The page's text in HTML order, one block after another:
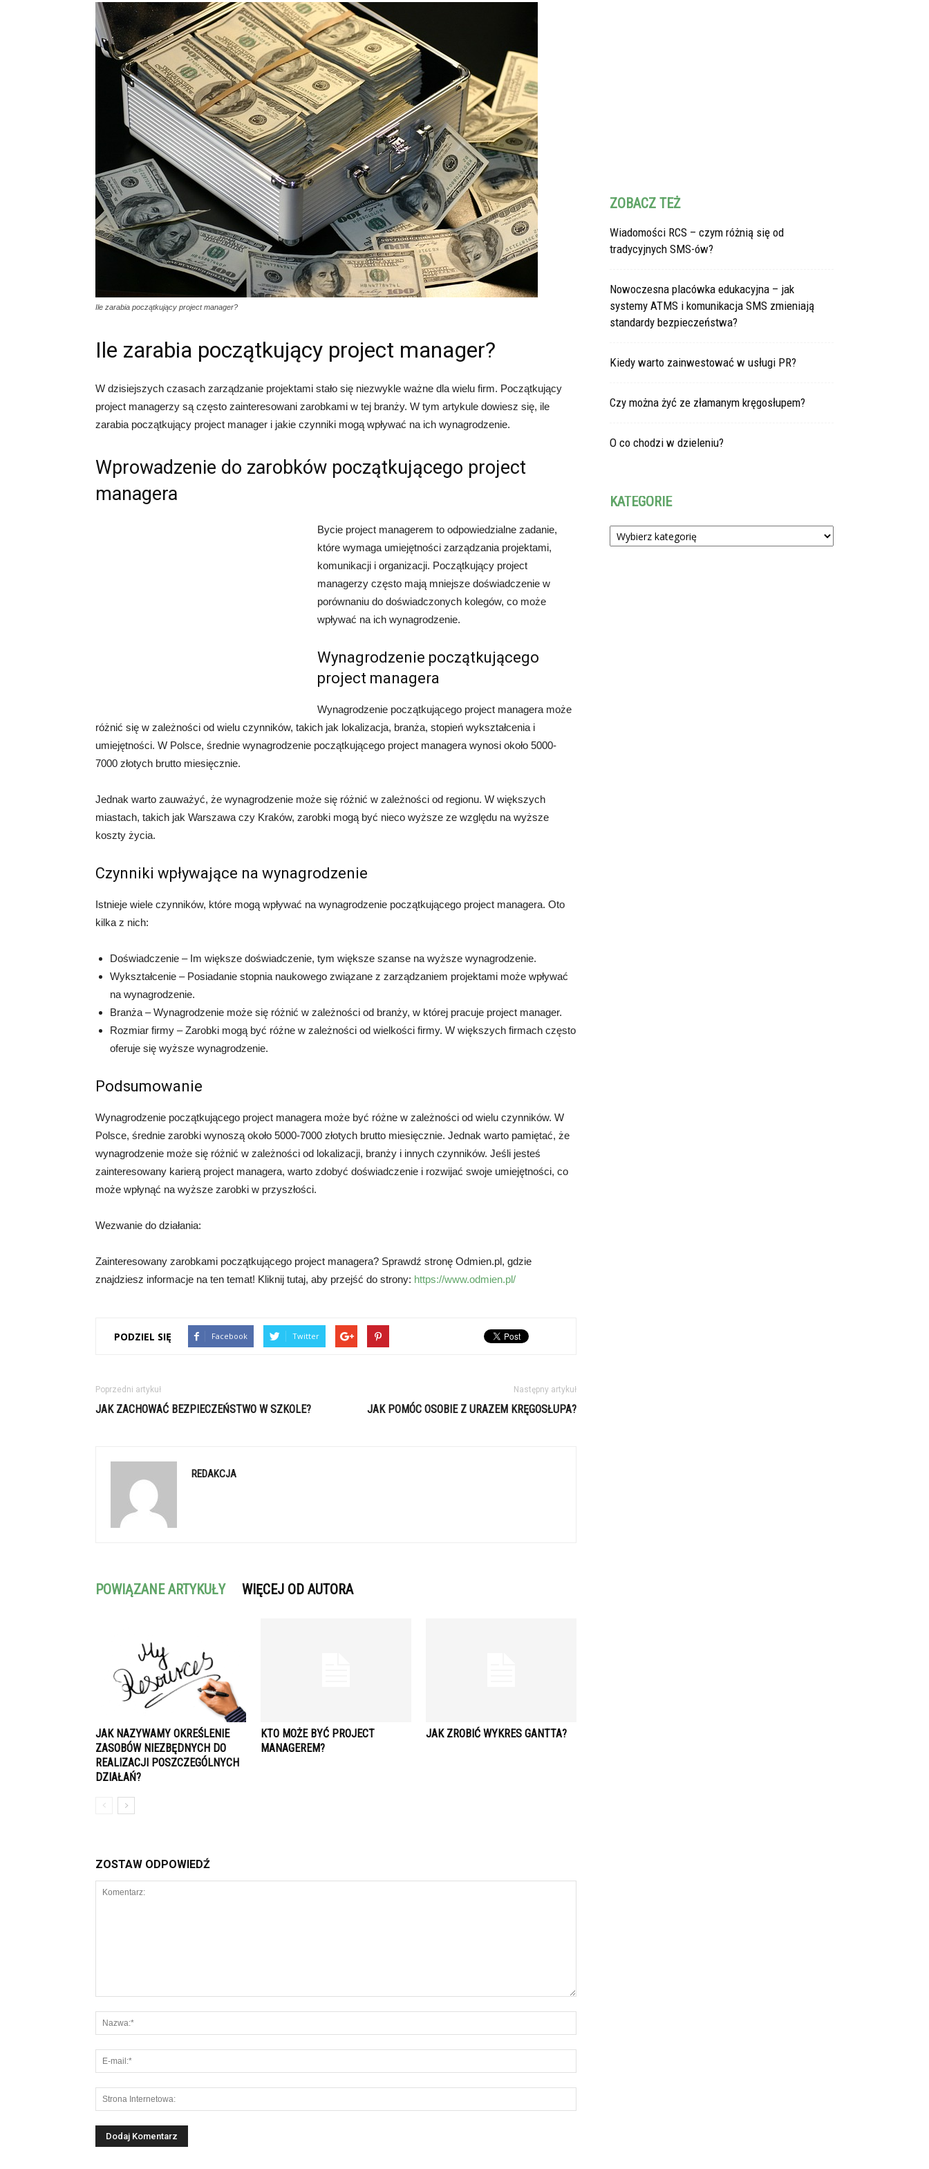
Ile zarabia początkujący project manager?
Ile zarabia początkujący project manager?
W dzisiejszych czasach zarządzanie projektami stało się niezwykle ważne dla wielu firm. Początkujący
project managerzy są często zainteresowani zarobkami w tej branży. W tym artykule dowiesz się, ile
zarabia początkujący project manager i jakie czynniki mogą wpływać na ich wynagrodzenie.
Wprowadzenie do zarobków początkującego project
managera
Bycie project managerem to odpowiedzialne zadanie,
które wymaga umiejętności zarządzania projektami,
komunikacji i organizacji. Początkujący project
managerzy często mają mniejsze doświadczenie w
porównaniu do doświadczonych kolegów, co może
wpływać na ich wynagrodzenie.
Wynagrodzenie początkującego
project managera
Wynagrodzenie początkującego project managera może
różnić się w zależności od wielu czynników, takich jak lokalizacja, branża, stopień wykształcenia i
umiejętności. W Polsce, średnie wynagrodzenie początkującego project managera wynosi około 5000-
7000 złotych brutto miesięcznie.
Jednak warto zauważyć, że wynagrodzenie może się różnić w zależności od regionu. W większych
miastach, takich jak Warszawa czy Kraków, zarobki mogą być nieco wyższe ze względu na wyższe
koszty życia.
Czynniki wpływające na wynagrodzenie
Istnieje wiele czynników, które mogą wpływać na wynagrodzenie początkującego project managera. Oto
kilka z nich:
Doświadczenie – Im większe doświadczenie, tym większe szanse na wyższe wynagrodzenie.
Wykształcenie – Posiadanie stopnia naukowego związane z zarządzaniem projektami może wpływać
na wynagrodzenie.
Branża – Wynagrodzenie może się różnić w zależności od branży, w której pracuje project manager.
Rozmiar firmy – Zarobki mogą być różne w zależności od wielkości firmy. W większych firmach często
oferuje się wyższe wynagrodzenie.
Podsumowanie
Wynagrodzenie początkującego project managera może być różne w zależności od wielu czynników. W
Polsce, średnie zarobki wynoszą około 5000-7000 złotych brutto miesięcznie. Jednak warto pamiętać, że
wynagrodzenie może się różnić w zależności od lokalizacji, branży i innych czynników. Jeśli jesteś
zainteresowany karierą project managera, warto zdobyć doświadczenie i rozwijać swoje umiejętności, co
może wpłynąć na wyższe zarobki w przyszłości.
Wezwanie do działania:
Zainteresowany zarobkami początkującego project managera? Sprawdź stronę Odmien.pl, gdzie
znajdziesz informacje na ten temat! Kliknij tutaj, aby przejść do strony: https://www.odmien.pl/
PODZIEL SIĘ Facebook Twitter
Poprzedni artykuł
JAK ZACHOWAĆ BEZPIECZEŃSTWO W SZKOLE?
Następny artykuł
JAK POMÓC OSOBIE Z URAZEM KRĘGOSŁUPA?
REDAKCJA
POWIĄZANE ARTYKUŁY WIĘCEJ OD AUTORA
JAK NAZYWAMY OKREŚLENIE
ZASOBÓW NIEZBĘDNYCH DO
REALIZACJI POSZCZEGÓLNYCH
DZIAŁAŃ?
KTO MOŻE BYĆ PROJECT
MANAGEREM?
JAK ZROBIĆ WYKRES GANTTA?
ZOSTAW ODPOWIEDŹ
ZOBACZ TEŻ
Wiadomości RCS – czym różnią się od
tradycyjnych SMS-ów?
Nowoczesna placówka edukacyjna – jak
systemy ATMS i komunikacja SMS zmieniają
standardy bezpieczeństwa?
Kiedy warto zainwestować w usługi PR?
Czy można żyć ze złamanym kręgosłupem?
O co chodzi w dzieleniu?
KATEGORIE
Kategorie